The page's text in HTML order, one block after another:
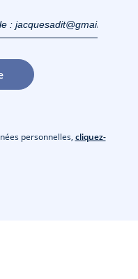
personnelles, cliquez-